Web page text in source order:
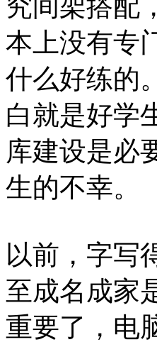
究间架搭配
本上没有专
什么好练的
白就是好学
库建设是必
生的不幸。
以前，字写
至成名成家
重要了，电